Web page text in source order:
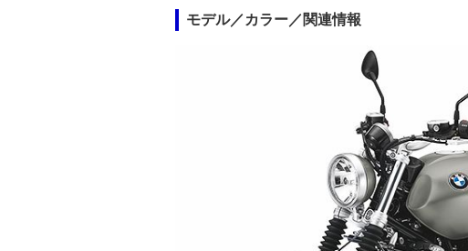
モデル／カラー／関連情報